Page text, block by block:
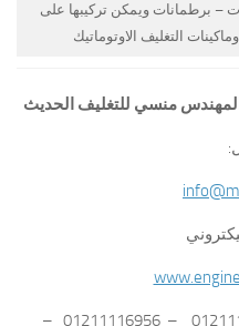
– برطمانات ويمكن تركيبها على
التغليف الاوتوماتيك
المهندس منسي للتغليف الحديث
موبايل: 01211116954 – 01211116955 – 01211116956 –